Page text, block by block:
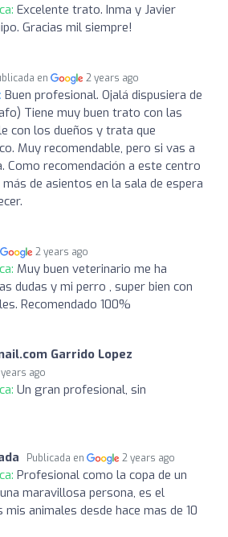
Excelente trato. Inma y Javier
Gracias mil siempre!
en 2 years ago
Buen profesional. Ojalá dispusiera de
Tiene muy buen trato con las
con los dueños y trata que
Muy recomendable, pero si vas a
Como recomendación a este centro
de asientos en la sala de espera
2 years ago
Muy buen veterinario me ha
dudas y mi perro , super bien con
Recomendado 100%
Garrido Lopez
ago
Un gran profesional, sin
Publicada en 2 years ago
Profesional como la copa de un
maravillosa persona, es el
animales desde hace mas de 10